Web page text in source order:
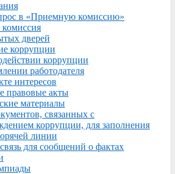
в «Приемную комиссию»
дверей
коррупции
коррупции
работодателя
интересов
правовые акты
материалы
связанных с
коррупции, для заполнения
линии
для сообщений о фактах